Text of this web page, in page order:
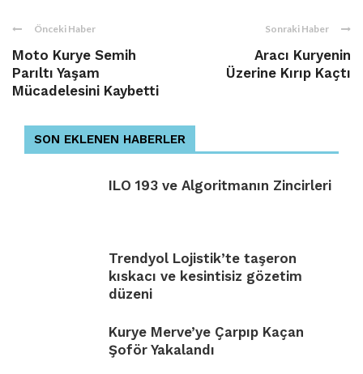
Önceki Haber
Moto Kurye Semih
Parıltı Yaşam
Mücadelesini Kaybetti
Sonraki Haber
Aracı Kuryenin
Üzerine Kırıp Kaçtı
SON EKLENEN HABERLER
ILO 193 ve Algoritmanın Zincirleri
Trendyol Lojistik’te taşeron
kıskacı ve kesintisiz gözetim
düzeni
Kurye Merve’ye Çarpıp Kaçan
Şoför Yakalandı